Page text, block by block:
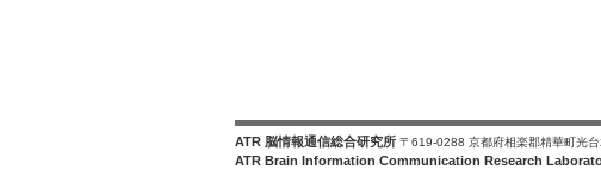
ATR 脳情報通信総合研究所 〒619-0288 京都府相楽郡精華町光台
ATR Brain Information Communication Research